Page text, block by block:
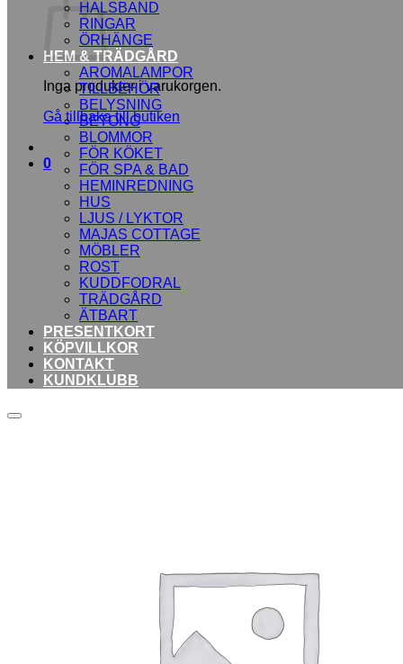
Inga produkter i varukorgen.
Gå tillbaka till butiken
0
HALSBAND
RINGAR
ÖRHÄNGE
HEM & TRÄDGÅRD
AROMALAMPOR
TILLBEHÖR
BELYSNING
BETONG
BLOMMOR
FÖR KÖKET
FÖR SPA & BAD
HEMINREDNING
HUS
LJUS / LYKTOR
MAJAS COTTAGE
MÖBLER
ROST
KUDDFODRAL
TRÄDGÅRD
ÄTBART
PRESENTKORT
KÖPVILLKOR
KONTAKT
KUNDKLUBB